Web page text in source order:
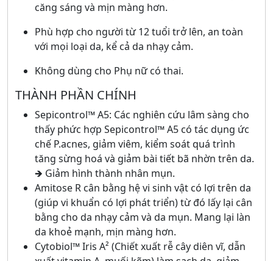
căng sáng và mịn màng hơn.
Phù hợp cho người từ 12 tuổi trở lên, an toàn
với mọi loại da, kể cả da nhạy cảm.
Không dùng cho Phụ nữ có thai.
THÀNH PHẦN CHÍNH
Sepicontrol™ A5: Các nghiên cứu lâm sàng cho
thấy phức hợp Sepicontrol™ A5 có tác dụng ức
chế P.acnes, giảm viêm, kiểm soát quá trình
tăng sừng hoá và giảm bài tiết bã nhờn trên da.
🡺 Giảm hình thành nhân mụn.
Amitose R cân bằng hệ vi sinh vật có lợi trên da
(giúp vi khuẩn có lợi phát triển) từ đó lấy lại cân
bằng cho da nhạy cảm và da mụn. Mang lại làn
da khoẻ mạnh, mịn màng hơn.
Cytobiol™ Iris A² (Chiết xuất rễ cây diên vĩ, dẫn